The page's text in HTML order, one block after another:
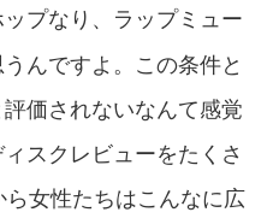
プなり、ラップミュー
んですよ。この条件と
価されないなんて感覚
スクレビューをたくさ
女性たちはこんなに広